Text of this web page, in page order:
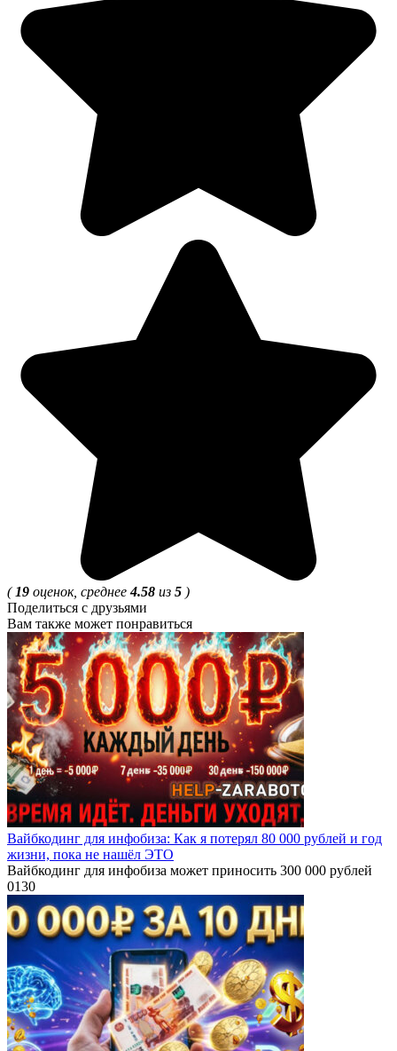
( 19 оценок, среднее4.58 из 5 )
Поделиться с друзьями
Вам также может понравиться
Вайбкодинг для инфобиза: Как я потерял 80 000 рублей и год
жизни, пока не нашёл ЭТО
Вайбкодинг для инфобиза может приносить 300 000 рублей
0130